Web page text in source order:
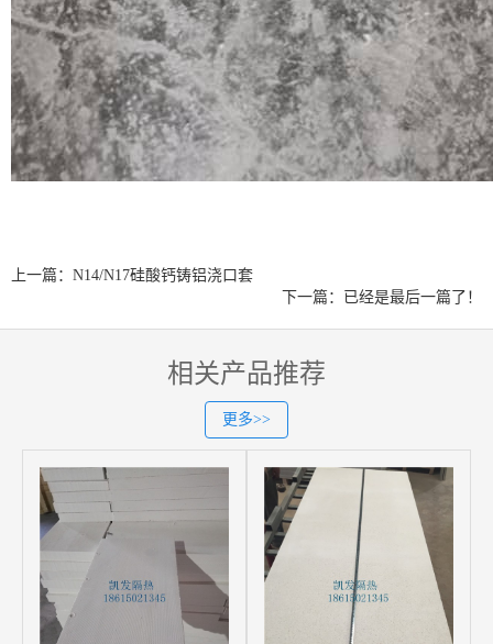
上一篇：N14/N17硅酸钙铸铝浇口套
下一篇：已经是最后一篇了！
相关产品推荐
更多>>